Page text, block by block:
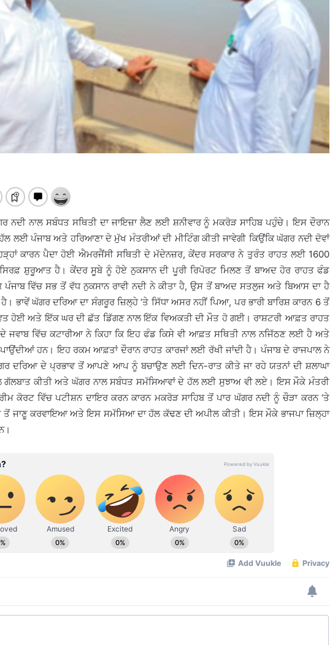
ਨਦੀ ਨਾਲ ਸਬੰਧਤ ਸਥਿਤੀ ਦਾ ਜਾਇਜ਼ਾ ਲੈਣ ਲਈ ਸ਼ਨੀਵਾਰ ਨੂੰ ਮਕਰੋੜ ਸਾਹਿਬ ਪਹੁੰਚੇ। ਇਸ ਦੌਰਾਨ
ਲਈ ਪੰਜਾਬ ਅਤੇ ਹਰਿਆਣਾ ਦੇ ਮੁੱਖ ਮੰਤਰੀਆਂ ਦੀ ਮੀਟਿੰਗ ਕੀਤੀ ਜਾਵੇਗੀ ਕਿਉਂਕਿ ਘੱਗਰ ਨਦੀ ਦੋਵਾਂ
ਹੜ੍ਹਾਂ ਕਾਰਨ ਪੈਦਾ ਹੋਈ ਐਮਰਜੈਂਸੀ ਸਥਿਤੀ ਦੇ ਮੱਦੇਨਜ਼ਰ, ਕੇਂਦਰ ਸਰਕਾਰ ਨੇ ਤੁਰੰਤ ਰਾਹਤ ਲਈ 1600
ਸ਼ੁਰੂਆਤ ਹੈ। ਕੇਂਦਰ ਸੂਬੇ ਨੂੰ ਹੋਏ ਨੁਕਸਾਨ ਦੀ ਪੂਰੀ ਰਿਪੋਰਟ ਮਿਲਣ ਤੋਂ ਬਾਅਦ ਹੋਰ ਰਾਹਤ ਫੰਡ
ਵਿੱਚ ਸਭ ਤੋਂ ਵੱਧ ਨੁਕਸਾਨ ਰਾਵੀ ਨਦੀ ਨੇ ਕੀਤਾ ਹੈ, ਉਸ ਤੋਂ ਬਾਅਦ ਸਤਲੁਜ ਅਤੇ ਬਿਆਸ ਦਾ ਹੈ
ਭਾਵੇਂ ਘੱਗਰ ਦਰਿਆ ਦਾ ਸੰਗਰੂਰ ਜ਼ਿਲ੍ਹੇ ‘ਤੇ ਸਿੱਧਾ ਅਸਰ ਨਹੀਂ ਪਿਆ, ਪਰ ਭਾਰੀ ਬਾਰਿਸ਼ ਕਾਰਨ 6 ਤੋਂ
ਹੋਈ ਅਤੇ ਇੱਕ ਘਰ ਦੀ ਛੱਤ ਡਿੱਗਣ ਨਾਲ ਇੱਕ ਵਿਅਕਤੀ ਦੀ ਮੌਤ ਹੋ ਗਈ। ਰਾਸ਼ਟਰੀ ਆਫ਼ਤ ਰਾਹਤ
ਵਿੱਚ ਕਟਾਰੀਆ ਨੇ ਕਿਹਾ ਕਿ ਇਹ ਫੰਡ ਕਿਸੇ ਵੀ ਆਫ਼ਤ ਸਥਿਤੀ ਨਾਲ ਨਜਿੱਠਣ ਲਈ ਹੈ ਅਤੇ
ਹਨ। ਇਹ ਰਕਮ ਆਫ਼ਤਾਂ ਦੌਰਾਨ ਰਾਹਤ ਕਾਰਜਾਂ ਲਈ ਰੱਖੀ ਜਾਂਦੀ ਹੈ। ਪੰਜਾਬ ਦੇ ਰਾਜਪਾਲ ਨੇ
ਦਰਿਆ ਦੇ ਪ੍ਰਭਾਵ ਤੋਂ ਆਪਣੇ ਆਪ ਨੂੰ ਬਚਾਉਣ ਲਈ ਦਿਨ-ਰਾਤ ਕੀਤੇ ਜਾ ਰਹੇ ਯਤਨਾਂ ਦੀ ਸ਼ਲਾਘਾ
ਗੱਲਬਾਤ ਕੀਤੀ ਅਤੇ ਘੱਗਰ ਨਾਲ ਸਬੰਧਤ ਸਮੱਸਿਆਵਾਂ ਦੇ ਹੱਲ ਲਈ ਸੁਝਾਅ ਵੀ ਲਏ। ਇਸ ਮੌਕੇ ਮੰਤਰੀ
ਕੋਰਟ ਵਿੱਚ ਪਟੀਸ਼ਨ ਦਾਇਰ ਕਰਨ ਕਾਰਨ ਮਕਰੋੜ ਸਾਹਿਬ ਤੋਂ ਪਾਰ ਘੱਗਰ ਨਦੀ ਨੂੰ ਚੌੜਾ ਕਰਨ ‘ਤੇ
ਤੋਂ ਜਾਣੂ ਕਰਵਾਇਆ ਅਤੇ ਇਸ ਸਮੱਸਿਆ ਦਾ ਹੱਲ ਕੱਢਣ ਦੀ ਅਪੀਲ ਕੀਤੀ। ਇਸ ਮੌਕੇ ਭਾਜਪਾ ਜ਼ਿਲ੍ਹਾ